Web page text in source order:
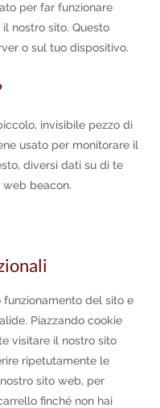
per far funzionare
nostro sito. Questo
o sul tuo dispositivo.
invisibile pezzo di
usato per monitorare il
diversi dati su di te
beacon.
del sito e
Piazzando cookie
visitare il nostro sito
ripetutamente le
sito web, per
finché non hai